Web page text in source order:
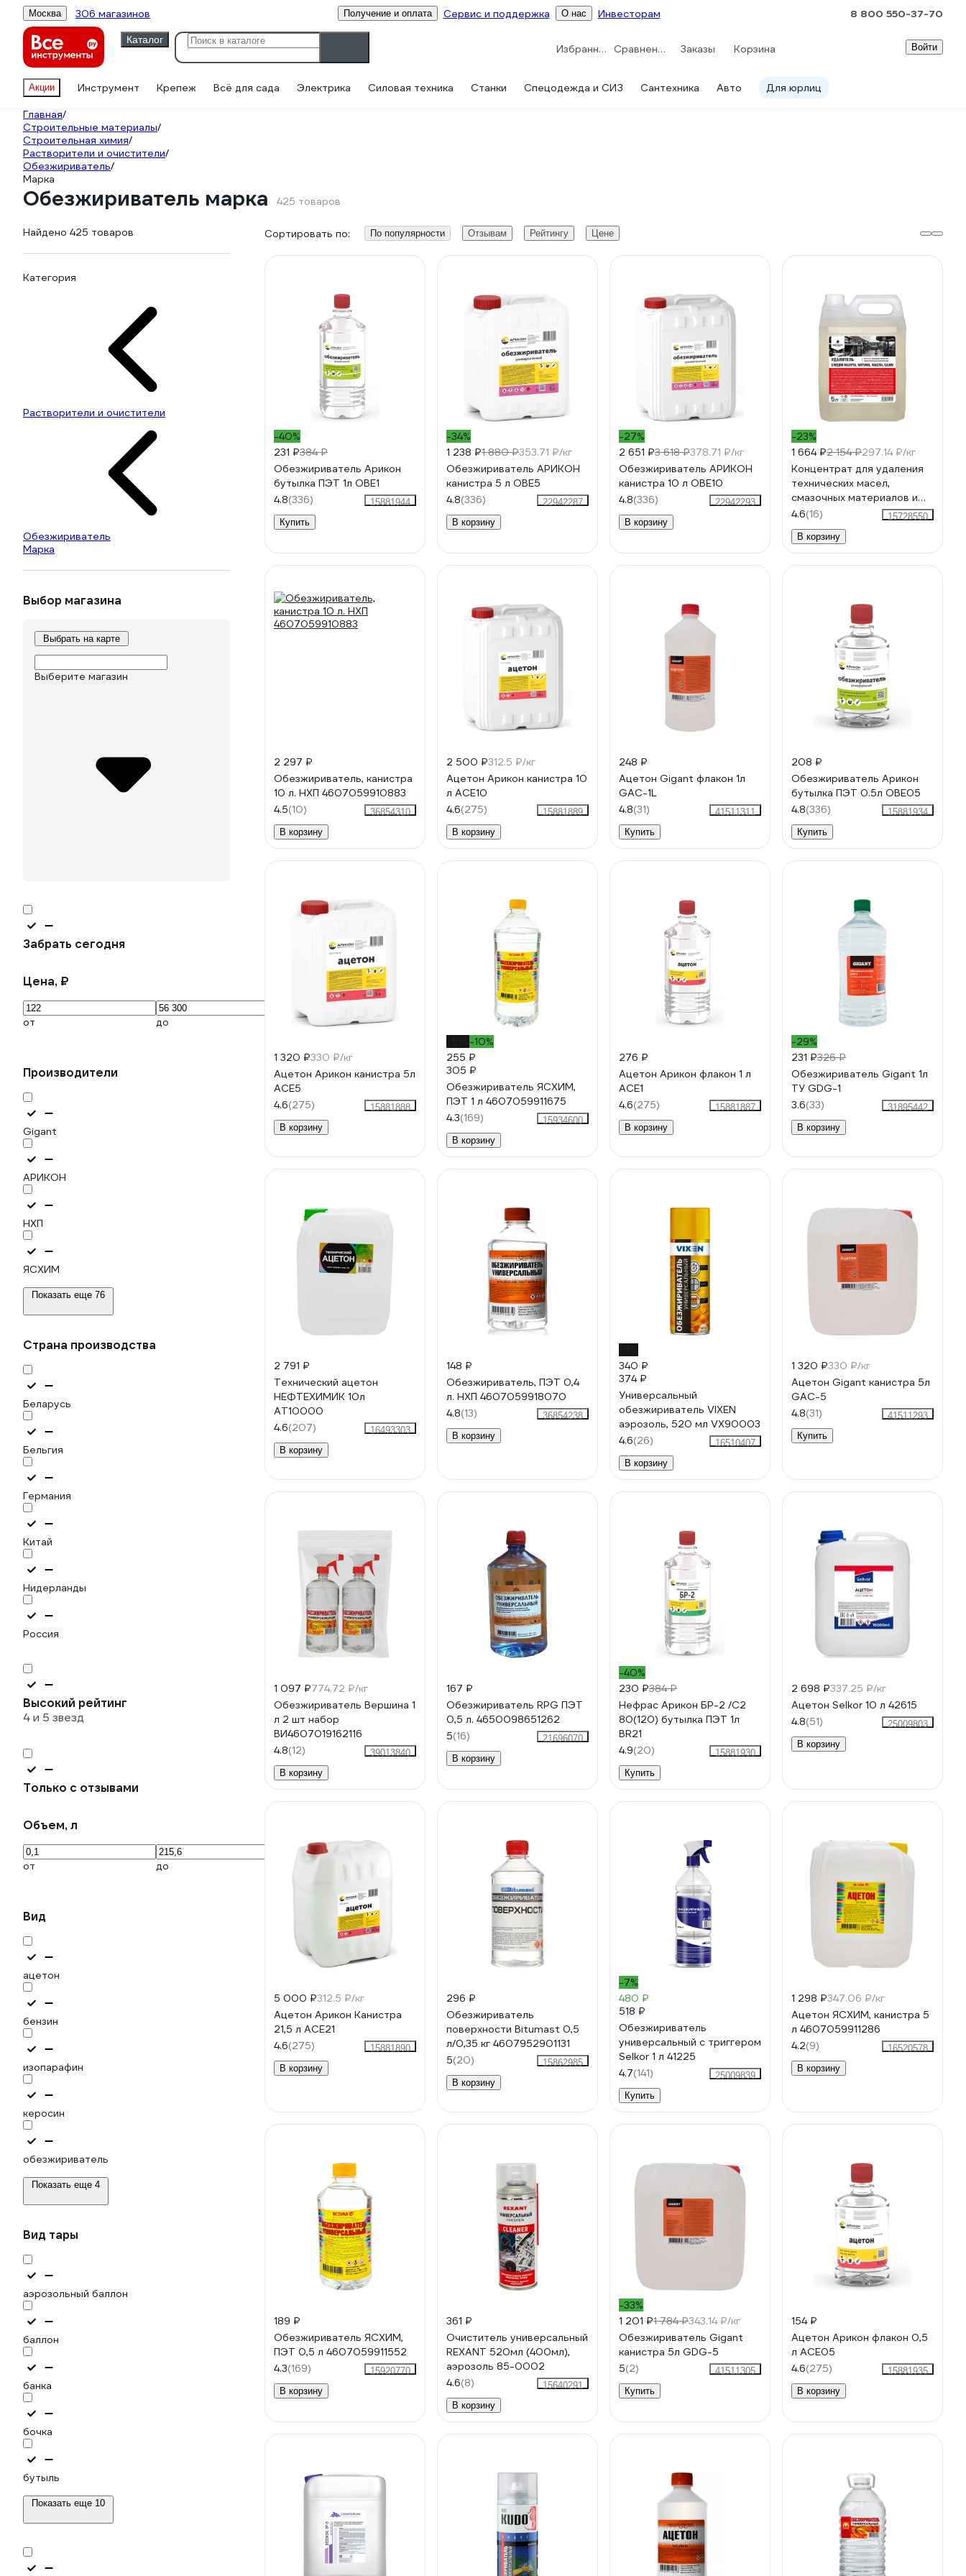
Москва 306 магазинов Получение и оплата Сервис и поддержка О нас Инвесторам 8 800 550-37-70
Каталог
Избранное Сравнение Заказы Корзина Войти
Акции Инструмент Крепеж Всё для сада Электрика Силовая техника Станки Спецодежда и СИЗ Сантехника Авто Для юрлиц
Главная/
Строительные материалы/
Строительная химия/
Растворители и очистители/
Обезжириватель/
Марка
Обезжириватель марка 425 товаров
Найдено 425 товаров
Категория
Растворители и очистители
Обезжириватель
Марка
Выбор магазина
Выбрать на карте
Выберите магазин
Забрать сегодня
Цена, ₽
от до
Производители
Gigant
АРИКОН
НХП
ЯСХИМ
Показать еще 76
Страна производства
Беларусь
Бельгия
Германия
Китай
Нидерланды
Россия
Высокий рейтинг
4 и 5 звезд
Только с отзывами
Объем, л
от до
Вид
ацетон
бензин
изопарафин
керосин
обезжириватель
Показать еще 4
Вид тары
аэрозольный баллон
баллон
банка
бочка
бутыль
Показать еще 10
Сортировать по: По популярности Отзывам Рейтингу Цене
-40%
231 ₽384 ₽
Обезжириватель Арикон
бутылка ПЭТ 1л OBE1
4.8(336)
15881944
Купить
-34%
1 238 ₽1 880 ₽353.71 ₽/кг
Обезжириватель АРИКОН
канистра 5 л OBE5
4.8(336)
22942287
В корзину
-27%
2 651 ₽3 618 ₽378.71 ₽/кг
Обезжириватель АРИКОН
канистра 10 л OBE10
4.8(336)
22942293
В корзину
-23%
1 664 ₽2 154 ₽297.14 ₽/кг
Концентрат для удаления
технических масел,
смазочных материалов и
нефтепродуктов PROSEPT
Duty Oil, 5л 125-5
4.6(16)
15728550
В корзину
2 297 ₽
Обезжириватель, канистра
10 л. НХП 4607059910883
4.5(10)
36854310
В корзину
2 500 ₽312.5 ₽/кг
Ацетон Арикон канистра 10
л ACE10
4.6(275)
15881889
В корзину
248 ₽
Ацетон Gigant флакон 1л
GAC-1L
4.8(31)
41511311
Купить
208 ₽
Обезжириватель Арикон
бутылка ПЭТ 0.5л OBE05
4.8(336)
15881934
Купить
1 320 ₽330 ₽/кг
Ацетон Арикон канистра 5л
ACE5
4.6(275)
15881888
В корзину
-10%
255 ₽
305 ₽
Обезжириватель ЯСХИМ,
ПЭТ 1 л 4607059911675
4.3(169)
15934600
В корзину
276 ₽
Ацетон Арикон флакон 1 л
ACE1
4.6(275)
15881887
В корзину
-29%
231 ₽326 ₽
Обезжириватель Gigant 1л
ТУ GDG-1
3.6(33)
31895442
В корзину
2 791 ₽
Технический ацетон
НЕФТЕХИМИК 10л
АТ10000
4.6(207)
16493303
В корзину
148 ₽
Обезжириватель, ПЭТ 0,4
л. НХП 4607059918070
4.8(13)
36854238
В корзину
340 ₽
374 ₽
Универсальный
обезжириватель VIXEN
аэрозоль, 520 мл VX90003
4.6(26)
16510407
В корзину
1 320 ₽330 ₽/кг
Ацетон Gigant канистра 5л
GAC-5
4.8(31)
41511293
Купить
1 097 ₽774.72 ₽/кг
Обезжириватель Вершина 1
л 2 шт набор
ВИ4607019162116
4.8(12)
39013840
В корзину
167 ₽
Обезжириватель RPG ПЭТ
0,5 л. 4650098651262
5(16)
21696070
В корзину
-40%
230 ₽384 ₽
Нефрас Арикон БР-2 /С2
80(120) бутылка ПЭТ 1л
BR21
4.9(20)
15881930
Купить
2 698 ₽337.25 ₽/кг
Ацетон Selkor 10 л 42615
4.8(51)
25009803
В корзину
5 000 ₽312.5 ₽/кг
Ацетон Арикон Канистра
21,5 л ACE21
4.6(275)
15881890
В корзину
296 ₽
Обезжириватель
поверхности Bitumast 0,5
л/0,35 кг 4607952901131
5(20)
15862985
В корзину
-7%
480 ₽
518 ₽
Обезжириватель
универсальный с триггером
Selkor 1 л 41225
4.7(141)
25009839
Купить
1 298 ₽347.06 ₽/кг
Ацетон ЯСХИМ, канистра 5
л 4607059911286
4.2(9)
16520578
В корзину
189 ₽
Обезжириватель ЯСХИМ,
ПЭТ 0,5 л 4607059911552
4.3(169)
15920770
В корзину
361 ₽
Очиститель универсальный
REXANT 520мл (400мл),
аэрозоль 85-0002
4.6(8)
15640291
В корзину
-33%
1 201 ₽1 784 ₽343.14 ₽/кг
Обезжириватель Gigant
канистра 5л GDG-5
5(2)
41511305
Купить
154 ₽
Ацетон Арикон флакон 0,5
л ACE05
4.6(275)
15881935
В корзину